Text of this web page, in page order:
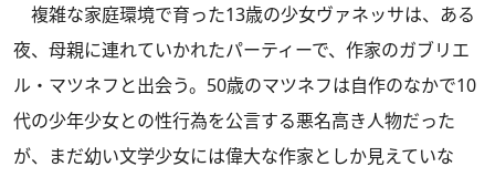
複雑な家庭環境で育った13歳の少女ヴァネッサは、ある
夜、母親に連れていかれたパーティーで、作家のガブリエ
ル・マツネフと出会う。50歳のマツネフは自作のなかで10
代の少年少女との性行為を公言する悪名高き人物だった
が、まだ幼い文学少女には偉大な作家としか見えていな